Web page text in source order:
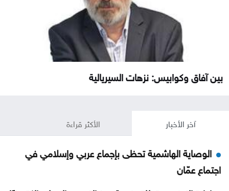
بين آفاق وكوابيس: نزهات السيريالية
آخر الأخبار الأكثر قراءة
الوصاية الهاشمية تحظى بإجماع عربي وإسلامي في
اجتماع عمّان